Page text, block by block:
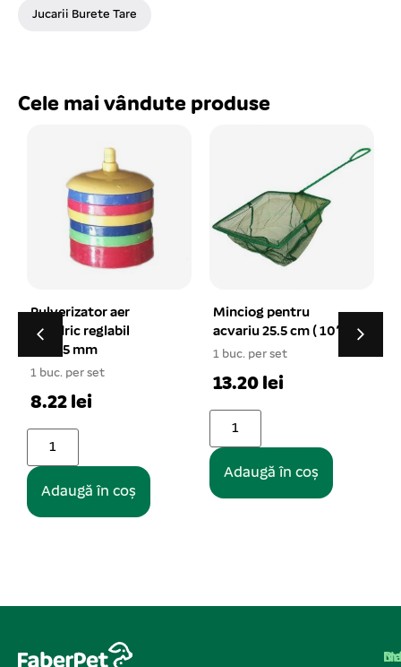
Jucarii Burete Tare
Cele mai vândute produse
Minciog pentru
acvariu 25.5 cm ( 10″ )
1 buc. per set
13.20 lei
Distribuitor teu aer
verde cu duze pentru
acvariu 10/set
10 buc. per set